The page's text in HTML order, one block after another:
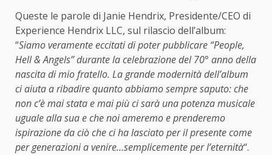
Queste le parole di Janie Hendrix, Presidente/CEO di
Experience Hendrix LLC, sul rilascio dell’album:
“Siamo veramente eccitati di poter pubblicare “People,
Hell & Angels” durante la celebrazione del 70° anno della
nascita di mio fratello. La grande modernità dell’album
ci aiuta a ribadire quanto abbiamo sempre saputo: che
non c’è mai stata e mai più ci sarà una potenza musicale
uguale alla sua e che noi ameremo e prenderemo
ispirazione da ciò che ci ha lasciato per il presente come
per generazioni a venire…semplicemente per l’eternità“.